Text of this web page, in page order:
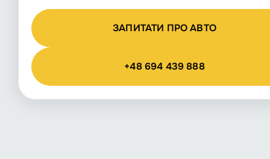
ЗАПИТАТИ ПРО АВТО
+48 694 439 888